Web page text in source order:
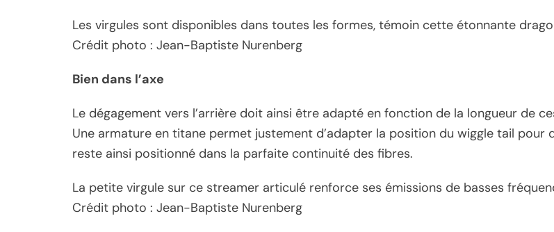
Les virgules sont disponibles dans toutes les formes, témoin cette étonnante
Crédit photo : Jean-Baptiste Nurenberg
Bien dans l’axe
Le dégagement vers l’arrière doit ainsi être adapté en fonction de la longueur de
Une armature en titane permet justement d’adapter la position du wiggle tail pour
reste ainsi positionné dans la parfaite continuité des fibres.
La petite virgule sur ce streamer articulé renforce ses émissions de basses
Crédit photo : Jean-Baptiste Nurenberg